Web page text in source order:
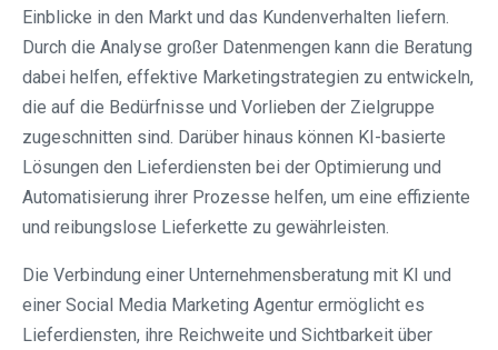
Einblicke in den Markt und das Kundenverhalten liefern.
Durch die Analyse großer Datenmengen kann die Beratung
dabei helfen, effektive Marketingstrategien zu entwickeln,
die auf die Bedürfnisse und Vorlieben der Zielgruppe
zugeschnitten sind. Darüber hinaus können KI-basierte
Lösungen den Lieferdiensten bei der Optimierung und
Automatisierung ihrer Prozesse helfen, um eine effiziente
und reibungslose Lieferkette zu gewährleisten.
Die Verbindung einer Unternehmensberatung mit KI und
einer Social Media Marketing Agentur ermöglicht es
Lieferdiensten, ihre Reichweite und Sichtbarkeit über